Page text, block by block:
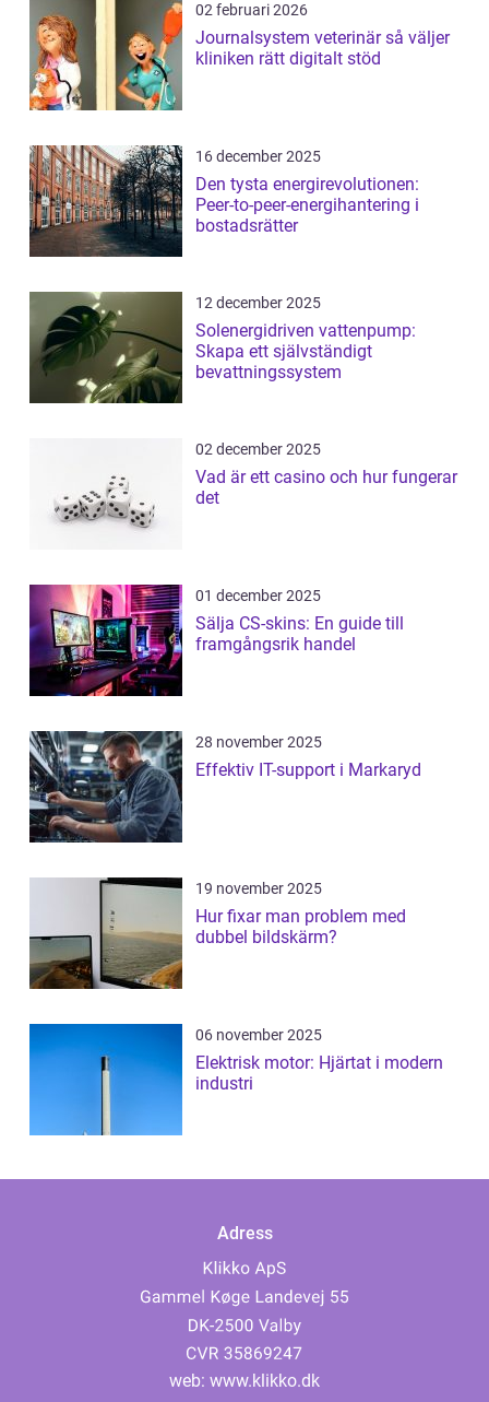
02 februari 2026
Journalsystem veterinär så väljer
kliniken rätt digitalt stöd
16 december 2025
Den tysta energirevolutionen:
Peer-to-peer-energihantering i
bostadsrätter
12 december 2025
Solenergidriven vattenpump:
Skapa ett självständigt
bevattningssystem
02 december 2025
Vad är ett casino och hur fungerar
det
01 december 2025
Sälja CS-skins: En guide till
framgångsrik handel
28 november 2025
Effektiv IT-support i Markaryd
19 november 2025
Hur fixar man problem med
dubbel bildskärm?
06 november 2025
Elektrisk motor: Hjärtat i modern
industri
Adress
web: www.klikko.dk